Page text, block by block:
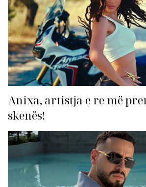
Anixa, artistja e re më
skenës!